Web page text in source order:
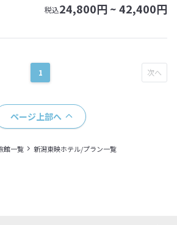
税込24,800円 ~42,400円
1
ページ上部へ
館一覧 新潟東映ホテル/プラン一覧